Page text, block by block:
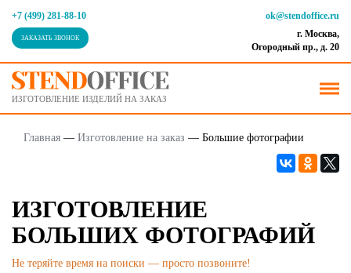
+7 (499) 281-88-10
ЗАКАЗАТЬ ЗВОНОК
ok@stendoffice.ru
г. Москва,
Огородный пр., д. 20
ИЗГОТОВЛЕНИЕ ИЗДЕЛИЙ НА ЗАКАЗ
Главная — Изготовление на заказ — Большие фотографии
ИЗГОТОВЛЕНИЕ
БОЛЬШИХ ФОТОГРАФИЙ
Не теряйте время на поиски — просто позвоните!